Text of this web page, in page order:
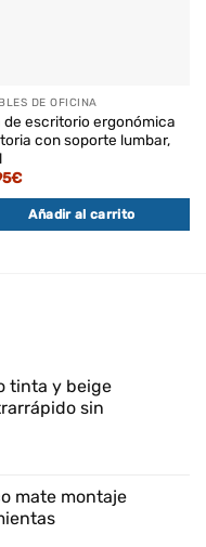
DE OFICINA
de escritorio ergonómica
con soporte lumbar,
€
Añadir al carrito
tinta y beige
sin
mate montaje